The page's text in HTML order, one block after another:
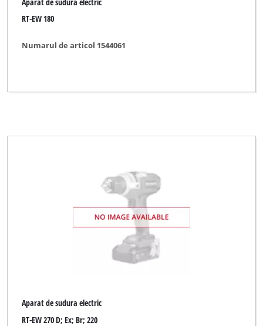
RT-EW 180
Numarul de articol 1544061
Aparat de sudura electric
RT-EW 270 D; Ex; Br; 220